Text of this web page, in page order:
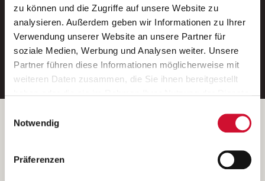
zu können und die Zugriffe auf unsere Website zu
analysieren. Außerdem geben wir Informationen zu Ihrer
Verwendung unserer Website an unsere Partner für
soziale Medien, Werbung und Analysen weiter. Unsere
Partner führen diese Informationen möglicherweise mit
weiteren Daten zusammen, die Sie ihnen bereitgestellt
Wenn Sie auf „Cookies zulassen“ klicken, so stimmen
Sie der Speicherung sämtlicher Cookies zu. Sie können
Ihre Einwilligung selbstverständlich jederzeit widerrufen,
indem Sie die Cookie-Einstellungen aufrufen und diese
Notwendig
Präferenzen
Ein kostenloser Service von AWO
Jobs.
E-Mail-Adresse eintragen
Betreiber der Webseite
Kantstraße 45a